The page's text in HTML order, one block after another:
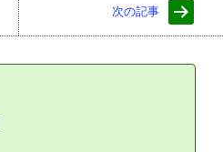
次の記事